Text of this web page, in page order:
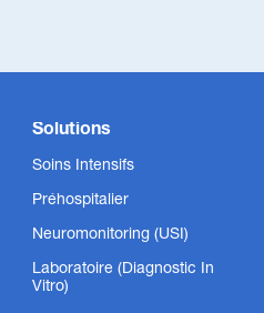
Solutions
Soins Intensifs
Préhospitalier
Neuromonitoring (USI)
Laboratoire (Diagnostic In
Vitro)